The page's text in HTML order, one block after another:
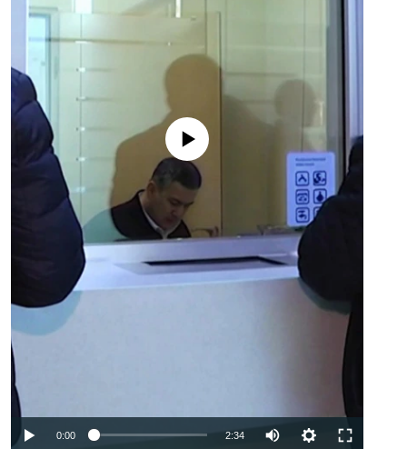
No media source currently available
0:00 2:34